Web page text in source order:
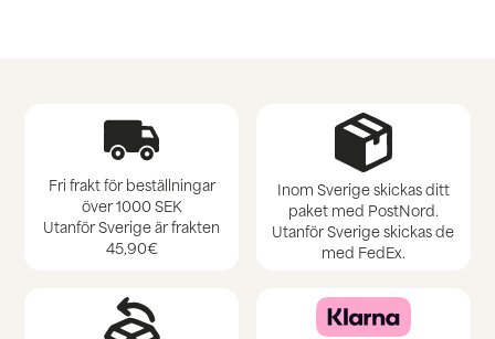
Fri frakt för beställningar
över 1000 SEK
Utanför Sverige är frakten
45,90€
Inom Sverige skickas ditt
paket med PostNord.
Utanför Sverige skickas de
med FedEx.